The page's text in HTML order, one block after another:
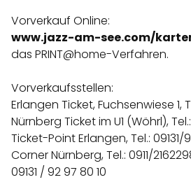
THEMEN
Vorverkauf Online:
www.jazz-am-see.com/
das PRINT@home-Verfahren.
Vorverkaufsstellen:
Erlangen Ticket, Fuchsenwiese 1,
Nürnberg Ticket im U1 (Wöhrl),
Ticket-Point Erlangen, Tel.: 09131/
Corner Nürnberg, Tel.: 0911/
09131 / 92 97 80 10